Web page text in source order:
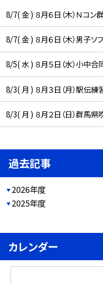
8/7( 金 ) ８月６日（木）Ｎコン
8/7( 金 ) ８月６日（木）男子ソ
8/5( 水 ) ８月５日（水）小中
8/3( 月 ) ８月３日（月）駅伝練
8/3( 月 ) ８月２日（日）群馬
過去記事
2026年度
2025年度
カレンダー